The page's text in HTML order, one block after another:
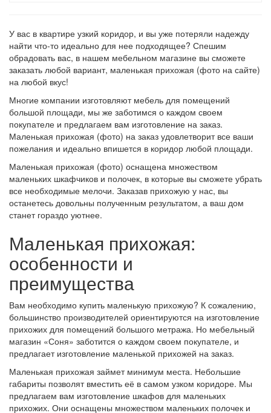
У вас в квартире узкий коридор, и вы уже потеряли надежду
найти что-то идеально для нее подходящее? Спешим
обрадовать вас, в нашем мебельном магазине вы сможете
заказать любой вариант, маленькая прихожая (фото на сайте)
на любой вкус!
Многие компании изготовляют мебель для помещений
большой площади, мы же заботимся о каждом своем
покупателе и предлагаем вам изготовление на заказ.
Маленькая прихожая (фото) на заказ удовлетворит все ваши
пожелания и идеально впишется в коридор любой площади.
Маленькая прихожая (фото) оснащена множеством
маленьких шкафчиков и полочек, в которые вы сможете убрать
все необходимые мелочи. Заказав прихожую у нас, вы
останетесь довольны полученным результатом, а ваш дом
станет гораздо уютнее.
Маленькая прихожая:
особенности и
преимущества
Вам необходимо купить маленькую прихожую? К сожалению,
большинство производителей ориентируются на изготовление
прихожих для помещений большого метража. Но мебельный
магазин «Соня» заботится о каждом своем покупателе, и
предлагает изготовление маленькой прихожей на заказ.
Маленькая прихожая займет минимум места. Небольшие
габариты позволят вместить её в самом узком коридоре. Мы
предлагаем вам изготовление шкафов для маленьких
прихожих. Они оснащены множеством маленьких полочек и